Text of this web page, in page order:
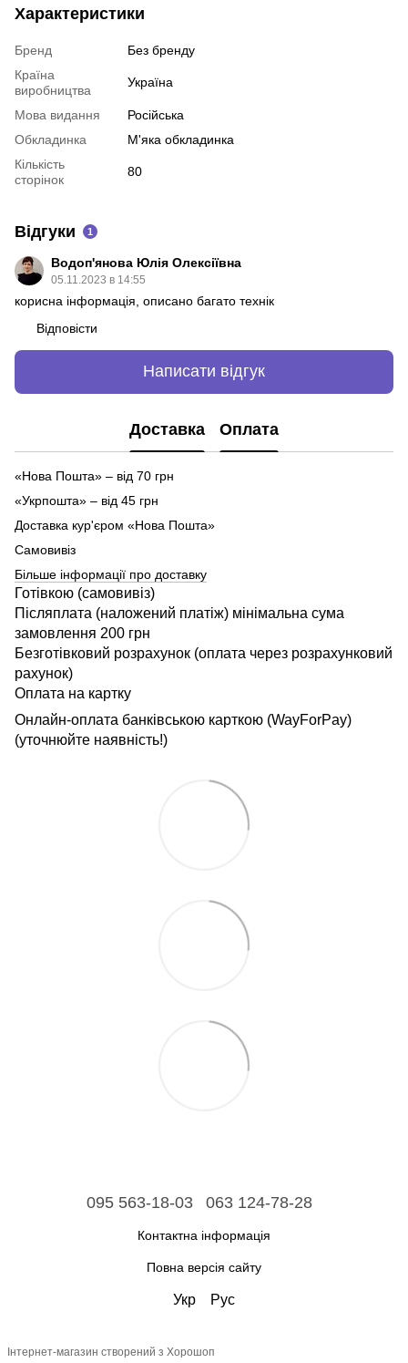
Характеристики
Бренд
Без бренду
Країна
виробництва
Україна
Мова видання
Російська
Обкладинка
М'яка обкладинка
Кількість
сторінок
80
Відгуки 1
Водоп'янова Юлія Олексіївна
05.11.2023 в 14:55
корисна інформація, описано багато технік
Відповісти
Написати відгук
Доставка Оплата
«Нова Пошта» – від 70 грн
«Укрпошта» – від 45 грн
Доставка кур'єром «Нова Пошта»
Самовивіз
Більше інформації про доставку
Готівкою (самовивіз)
Післяплата (наложений платіж) мінімальна сума
замовлення 200 грн
Безготівковий розрахунок (оплата через розрахунковий
рахунок)
Оплата на картку
Онлайн-оплата банківською карткою (WayForPay)
(уточнюйте наявність!)
095 563-18-03 063 124-78-28
Контактна інформація
Повна версія сайту
Укр Рус
Інтернет-магазин створений з Хорошоп